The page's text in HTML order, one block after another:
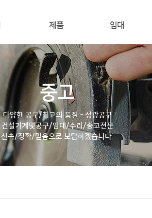
제품
전동공구
엔진/건설기계
청소/세척기
배관공구
용접공구
작업/안전공구
임대
전동공구
엔진/건설/배관공구
용접/에어공구
운반/하역/청소/세척기
기타
중고
다양한 공구/최고의 품질 - 성광공구
건설기계및공구/임대/수리/중고전문
신속/정확/믿음으로 보답하겠습니다.